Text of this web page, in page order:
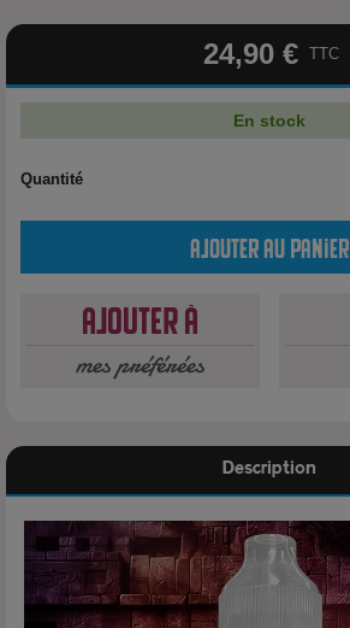
24,90 € TTC
En stock
Quantité
Ajouter au panier
Ajouter à
mes préférées
Description